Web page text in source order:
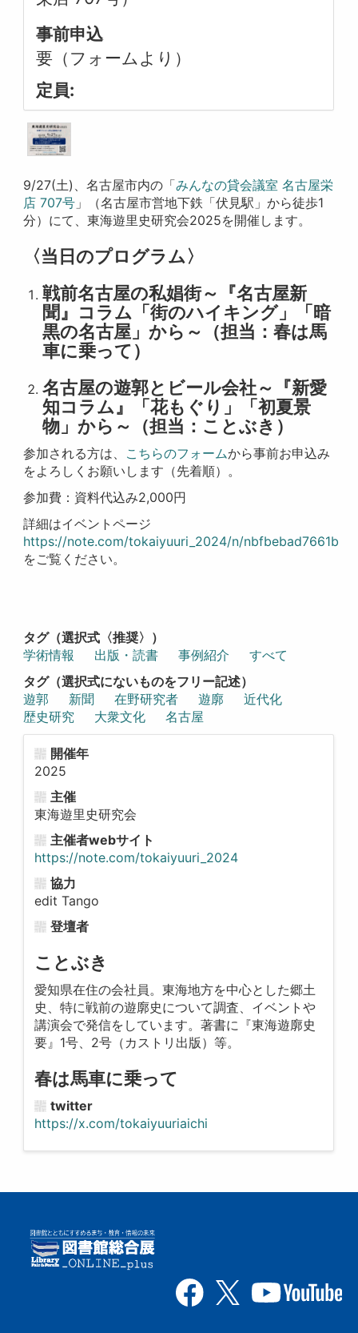
事前申込
要（フォームより）
定員:
9/27(土)、名古屋市内の「みんなの貸会議室 名古屋栄
店 707号 」（名古屋市営地下鉄「伏見駅」から徒歩1
分）にて、東海遊里史研究会2025を開催します。
〈当日のプログラム〉
戦前名古屋の私娼街～『名古屋新
聞』コラム「街のハイキング」「暗
黒の名古屋」から～（担当：春は馬
車に乗って）
名古屋の遊郭とビール会社～『新愛
知コラム』「花もぐり」「初夏景
物」から～（担当：ことぶき）
参加される方は、 こちらのフォームから事前お申込み
をよろしくお願いします（先着順）。
参加費：資料代込み2,000円
詳細はイベントページ
https://note.com/tokaiyuuri_2024/n/nbfbebad7661b
をご覧ください。
タグ（選択式〈推奨〉）
学術情報
出版・読書 事例紹介
すべて
タグ（選択式にないものをフリー記述）
遊郭
新聞 在野研究者 遊廓
近代化
歴史研究
大衆文化 名古屋
開催年
2025
主催
東海遊里史研究会
主催者webサイト
https://note.com/tokaiyuuri_2024
協力
edit Tango
登壇者
ことぶき
愛知県在住の会社員。東海地方を中心とした郷土
史、特に戦前の遊廓史について調査、イベントや
講演会で発信をしています。著書に『東海遊廓史
要』1号、2号（カストリ出版）等。
春は馬車に乗って
twitter
https://x.com/tokaiyuuriaichi